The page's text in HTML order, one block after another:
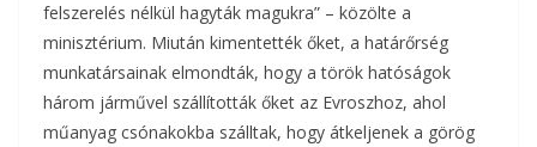
felszerelés nélkül hagyták magukra” – közölte a
minisztérium. Miután kimentették őket, a határőrség
munkatársainak elmondták, hogy a török hatóságok
három járművel szállították őket az Evroszhoz, ahol
műanyag csónakokba szálltak, hogy átkeljenek a görög